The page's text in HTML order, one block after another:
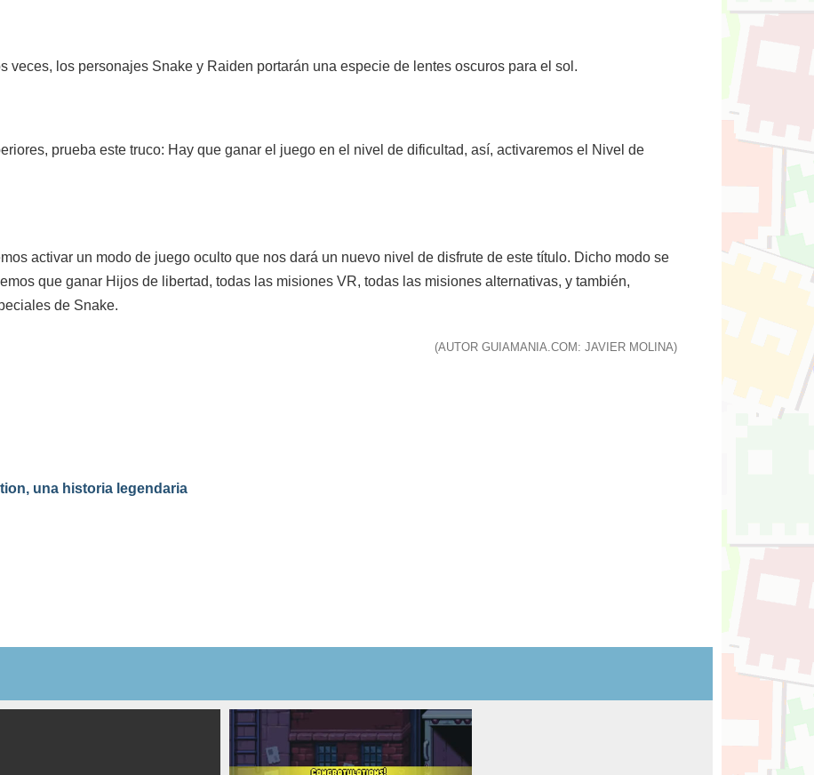
veces, los personajes Snake y Raiden portarán una especie de lentes oscuros para el sol.
prueba este truco: Hay que ganar el juego en el nivel de dificultad, así, activaremos el Nivel de
activar un modo de juego oculto que nos dará un nuevo nivel de disfrute de este título. Dicho modo se
que ganar Hijos de libertad, todas las misiones VR, todas las misiones alternativas, y también,
de Snake.
(AUTOR GUIAMANIA.COM: JAVIER MOLINA)
una historia legendaria